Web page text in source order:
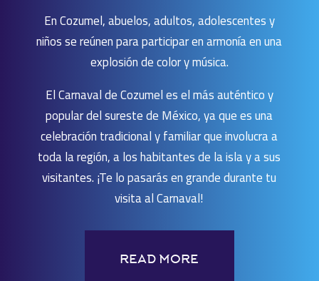
En Cozumel, abuelos, adultos, adolescentes y
niños se reúnen para participar en armonía en una
explosión de color y música.
El Carnaval de Cozumel es el más auténtico y
popular del sureste de México, ya que es una
celebración tradicional y familiar que involucra a
toda la región, a los habitantes de la isla y a sus
visitantes. ¡Te lo pasarás en grande durante tu
visita al Carnaval!
READ MORE